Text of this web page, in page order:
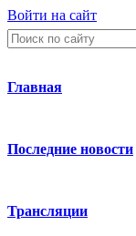
Войти на сайт
Главная
Последние новости
Трансляции